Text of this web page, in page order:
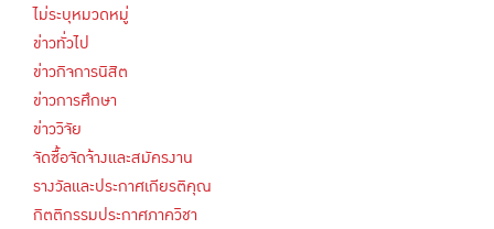
ไม่ระบุหมวดหมู่
ข่าวทั่วไป
ข่าวกิจการนิสิต
ข่าวการศึกษา
ข่าววิจัย
จัดซื้อจัดจ้างและสมัครงาน
รางวัลและประกาศเกียรติคุณ
กิตติกรรมประกาศภาควิชา